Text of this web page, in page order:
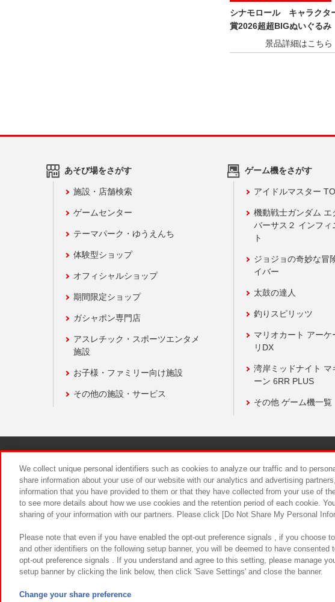
シナモロール キャラクタ
賞2026超超BIGぬいぐるみ
あそび場をさがす
施設・店舗検索
ゲームセンター
テーマパーク・ゆうえんち
体験型ショップ
オフィシャルショップ
期間限定ショップ
ガシャポン専門店
アスレチック・スポーツエンタメ
施設
お子様・ファミリー向け施設
その他の施設・サービス
ゲーム機をさがす
アイドルマスター
機動戦士ガンダム エ
バーサス２ インフィ
ト
ジョジョの奇妙な冒
イバー
太鼓の達人
釣りスピリッツ
マリオカート アーケ
リDX
湾岸ミッドナイト マ
ーン 6RR PLUS
その他 ゲーム機一覧
食品のご提供について カ
We collect unique personal identifiers such as cookies to analyze our traffic and to
share information about your use of our website with our analytics and advertising
information that you have provided to them or that they have collected from your use of
to see more details about how we use cookies and the retention period of each cookie.
sharing of your information with our partners. Please click [Do Not Share My Personal
Please note that even if you have enabled the opt-out preference signals , if you choose
and other identifiers on the following setup banner, you will be deemed to have consented
opt-out preference signals . If you understand and agree to this setting, please manage
setup banner by clicking the link below, then click 'Save Settings' and close the banner.
Change your share preference